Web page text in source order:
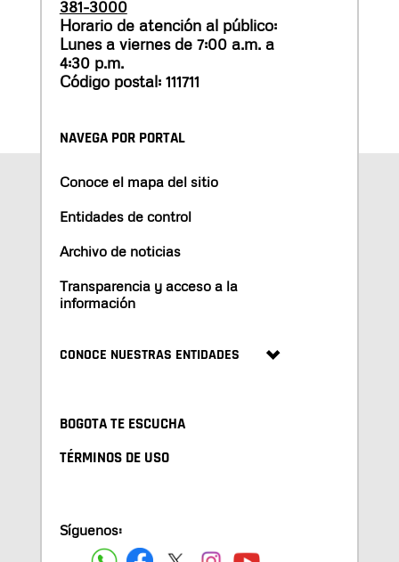
381-3000
Horario de atención al público:
Lunes a viernes de 7:00 a.m. a
4:30 p.m.
Código postal: 111711
NAVEGA POR PORTAL
Conoce el mapa del sitio
Entidades de control
Archivo de noticias
Transparencia y acceso a la
información
CONOCE NUESTRAS ENTIDADES
BOGOTA TE ESCUCHA
TÉRMINOS DE USO
Síguenos: